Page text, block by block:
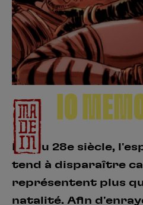
IO
Fin du 28e siècle,
tend à disparaître
représentent plus
natalité. Afin
Se connecter
Hunter x Hunter
Fire Force
Black Butler